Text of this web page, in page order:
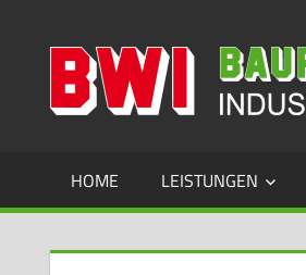
springen
Industriebau
HOME LEISTUNGEN